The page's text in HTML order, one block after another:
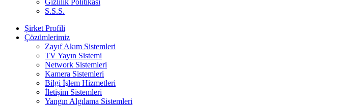
Gizlilik Politikası
S.S.S.
Şirket Profili
Çözümlerimiz
Zayıf Akım Sistemleri
TV Yayın Sistemi
Network Sistemleri
Kamera Sistemleri
Bilgi İşlem Hizmetleri
İletişim Sistemleri
Yangın Algılama Sistemleri